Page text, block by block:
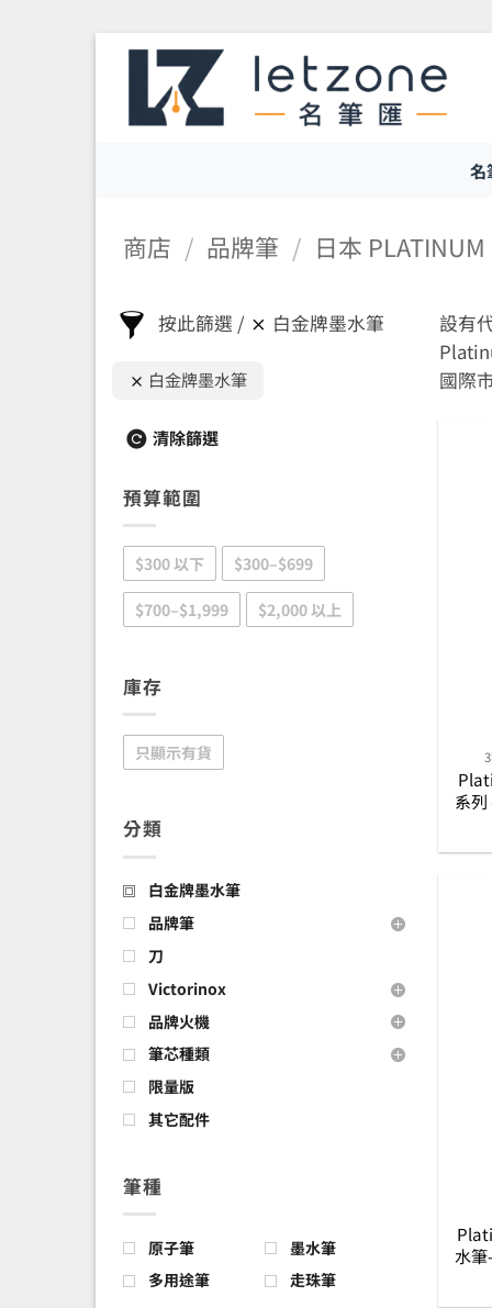
Skip
content
名
商店 / 品牌筆 / 日本
按此篩選 白金牌墨水筆
白金牌墨水筆
清除篩選
預算範圍
$300 以下 $300–$699
$700–$1,999 $2,000 以上
庫存
只顯示有貨
分類
白金牌墨水筆
品牌筆
刀
Victorinox
品牌火機
筆芯種類
限量版
其它配件
筆種
原子筆
墨水筆
多用途筆
走珠筆
設有
國際
系
水筆